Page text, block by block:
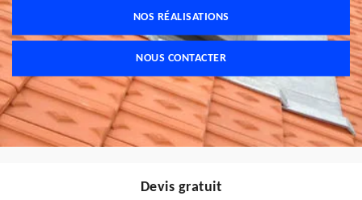
NOS RÉALISATIONS
NOUS CONTACTER
Devis gratuit